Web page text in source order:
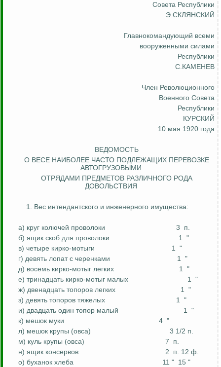
Совета Республики
Э.СКЛЯНСКИЙ
Главнокомандующий всеми
вооруженными силами
Республики
С.КАМЕНЕВ
Член Революционного
Военного Совета
Республики
КУРСКИЙ
10 мая 1920 года
ВЕДОМОСТЬ
О ВЕСЕ НАИБОЛЕЕ ЧАСТО ПОДЛЕЖАЩИХ ПЕРЕВОЗКЕ
АВТОГРУЗОВЫМИ
ОТРЯДАМИ ПРЕДМЕТОВ РАЗЛИЧНОГО РОДА
ДОВОЛЬСТВИЯ
1. Вес интендантского и инженерного имущества:
а) круг колючей проволоки 3
п.
б) ящик скоб для проволоки
1 "
в) четыре кирко-мотыги 1 "
г) девять лопат с черенками
1 "
д) восемь кирко-мотыг легких 1 "
е) тринадцать кирко-мотыг малых 1 "
ж) двенадцать топоров легких
1 "
з) девять топоров тяжелых
1 "
и) двадцать один топор малый
1 "
к) мешок муки
4 "
л) мешок крупы (овса)
3 1/2 п.
м) куль крупы (овса)
7
п.
н) ящик консервов
2
п. 12 ф.
о) буханок хлеба
11 " 15 "